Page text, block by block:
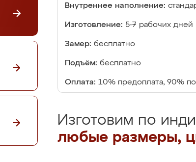
Внутреннее наполнение:
Изготовление: 5-7 рабочих дней
Замер: бесплатно
Подъём: бесплатно
Оплата: 10% предоплата, 90%
Изготовим по
любые размеры,